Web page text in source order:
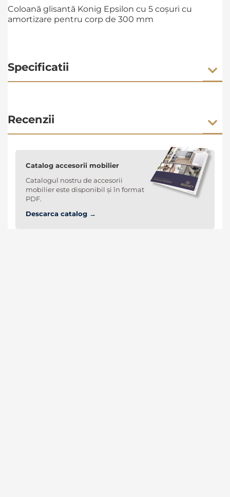
Coloană glisantă Konig Epsilon cu 5 coșuri cu
amortizare pentru corp de 300 mm
Specificatii
Recenzii
Catalog accesorii mobilier
Catalogul nostru de accesorii
mobilier este disponibil și în format
PDF.
Descarca catalog →